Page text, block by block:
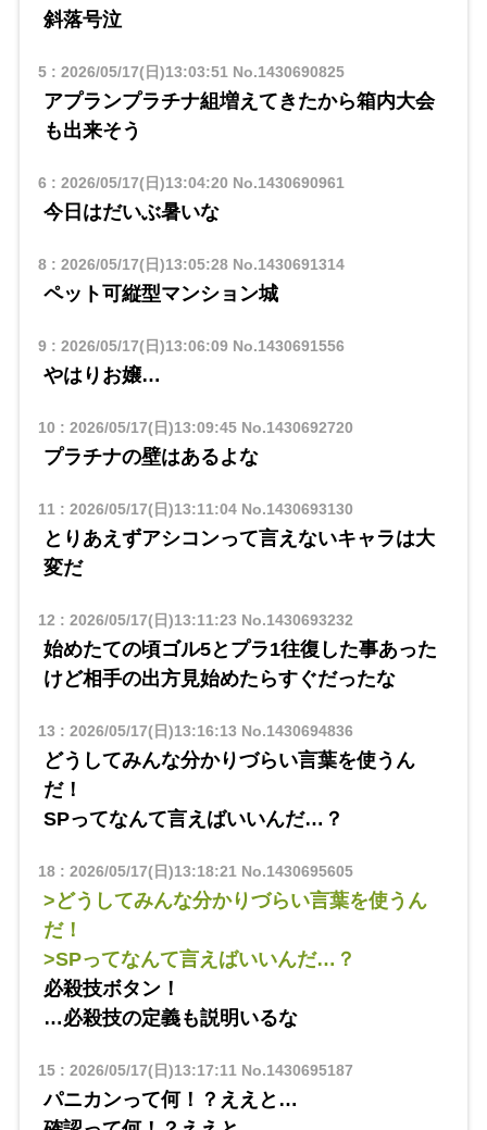
斜落号泣
5: 2026/05/17(日)13:03:51 No.1430690825
アプランプラチナ組増えてきたから箱内大会
も出来そう
6 : 2026/05/17(日)13:04:20 No.1430690961
今日はだいぶ暑いな
8: 2026/05/17(日)13:05:28No.1430691314
ペット可縦型マンション城
9: 2026/05/17(日)13:06:09No.1430691556
やはりお嬢…
10 : 2026/05/17(日)13:09:45No.1430692720
プラチナの壁はあるよな
11 : 2026/05/17(日)13:11:04No.1430693130
とりあえずアシコンって言えないキャラは大
変だ
12 : 2026/05/17(日)13:11:23 No.1430693232
始めたての頃ゴル5とプラ1往復した事あった
けど相手の出方見始めたらすぐだったな
13 : 2026/05/17(日)13:16:13 No.1430694836
どうしてみんな分かりづらい言葉を使うん
だ！
SPってなんて言えばいいんだ…？
18: 2026/05/17(日)13:18:21 No.1430695605
>どうしてみんな分かりづらい言葉を使うん
だ！
>SPってなんて言えばいいんだ…？
必殺技ボタン！
…必殺技の定義も説明いるな
15: 2026/05/17(日)13:17:11 No.1430695187
パニカンって何！？ええと…